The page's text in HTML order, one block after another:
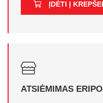
ĮDĖTI Į
ATSIĖMIMAS